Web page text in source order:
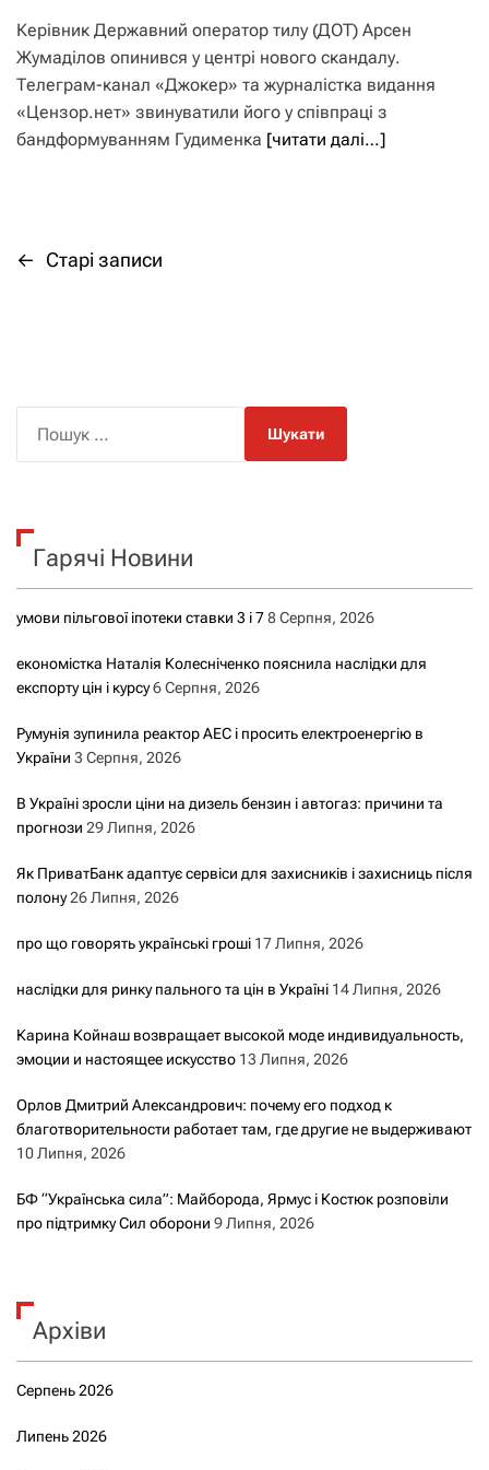
Керівник Державний оператор тилу (ДОТ) Арсен
Жумаділов опинився у центрі нового скандалу.
Телеграм-канал «Джокер» та журналістка видання
«Цензор.нет» звинуватили його у співпраці з
бандформуванням Гудименка [читати далі…]
Н
і
г
ц
і
з
а
а
п
м
и
← Старі записи
к
Гарячі Новини
умови пільгової іпотеки ставки 3 і 78 Серпня, 2026
економістка Наталія Колесніченко пояснила наслідки для
експорту цін і курсу6 Серпня, 2026
Румунія зупинила реактор АЕС і просить електроенергію в
України 3 Серпня, 2026
В Україні зросли ціни на дизель бензин і автогаз: причини та
прогнози 29 Липня, 2026
Як ПриватБанк адаптує сервіси для захисників і захисниць після
полону26 Липня, 2026
про що говорять українські гроші 17 Липня, 2026
наслідки для ринку пального та цін в Україні 14 Липня, 2026
Карина Койнаш возвращает высокой моде индивидуальность,
эмоции и настоящее искусство 13 Липня, 2026
Орлов Дмитрий Александрович: почему его подход к
благотворительности работает там, где другие не выдерживают
10 Липня, 2026
БФ “Українська сила”: Майборода, Ярмус і Костюк розповіли
про підтримку Сил оборони 9 Липня, 2026
Архіви
Серпень 2026
Липень 2026